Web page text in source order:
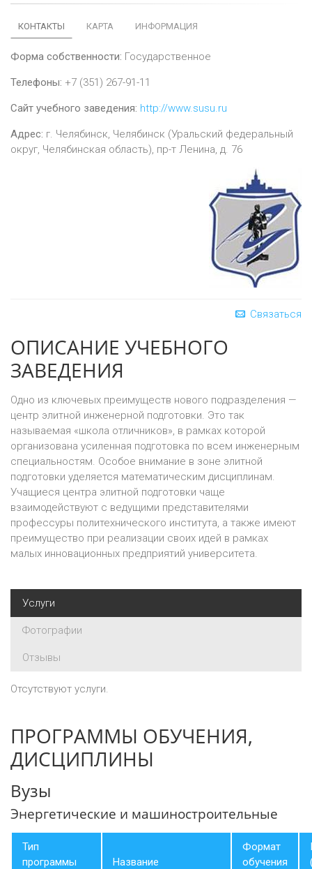
КОНТАКТЫ КАРТА ИНФОРМАЦИЯ
Форма собственности: Государственное
Телефоны: +7 (351) 267-91-11
Сайт учебного заведения: http://www.susu.ru
Адрес: г. Челябинск, Челябинск (Уральский федеральный
округ, Челябинская область), пр-т Ленина, д. 76
Связаться
ОПИСАНИЕ УЧЕБНОГО
ЗАВЕДЕНИЯ
Одно из ключевых преимуществ нового подразделения —
центр элитной инженерной подготовки. Это так
называемая «школа отличников», в рамках которой
организована усиленная подготовка по всем инженерным
специальностям. Особое внимание в зоне элитной
подготовки уделяется математическим дисциплинам.
Учащиеся центра элитной подготовки чаще
взаимодействуют с ведущими представителями
профессуры политехнического института, а также имеют
преимущество при реализации своих идей в рамках
малых инновационных предприятий университета.
Услуги
Фотографии
Отзывы
Отсутствуют услуги.
ПРОГРАММЫ ОБУЧЕНИЯ,
ДИСЦИПЛИНЫ
Вузы
Энергетические и машиностроительные
Тип
программы
Название
Формат
обучения